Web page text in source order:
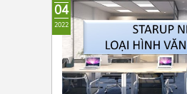
04
2022